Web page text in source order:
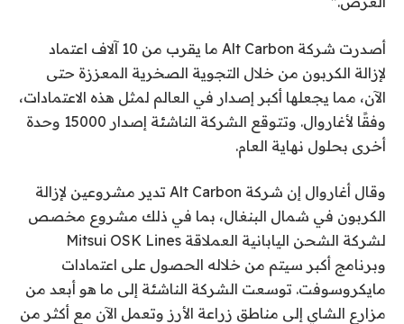
أصدرت شركة Alt Carbon ما يقرب من 10 آلاف اعتماد
لإزالة الكربون من خلال التجوية الصخرية المعززة حتى
الآن، مما يجعلها أكبر إصدار في العالم لمثل هذه الاعتمادات،
وفقًا لأغاروال. وتتوقع الشركة الناشئة إصدار 15000 وحدة
أخرى بحلول نهاية العام.
وقال أغاروال إن شركة Alt Carbon تدير مشروعين لإزالة
الكربون في شمال البنغال، بما في ذلك مشروع مخصص
لشركة الشحن اليابانية العملاقة Mitsui OSK Lines
وبرنامج أكبر سيتم من خلاله الحصول على اعتمادات
مايكروسوفت. توسعت الشركة الناشئة إلى ما هو أبعد من
مزارع الشاي إلى مناطق زراعة الأرز وتعمل الآن مع أكثر من